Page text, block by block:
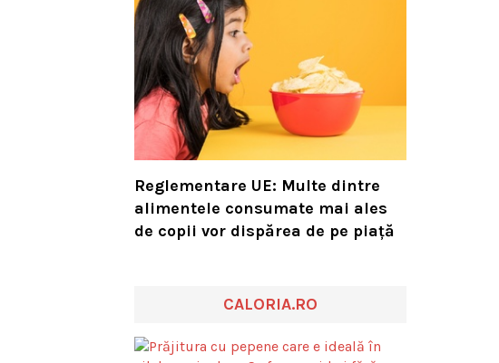
Reglementare UE: Multe dintre
alimentele consumate mai ales
de copii vor dispărea de pe piață
CALORIA.RO